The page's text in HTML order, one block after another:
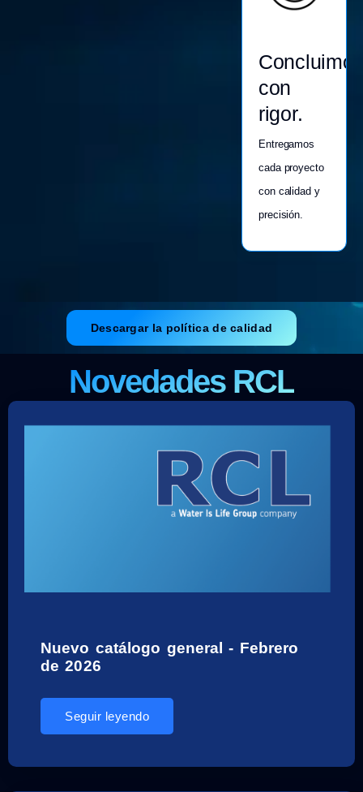
con
rigor.
Entregamos
cada proyecto
con calidad y
precisión.
Descargar la política de calidad
Novedades RCL
Nuevo catálogo general - Febrero
de 2026
Seguir leyendo